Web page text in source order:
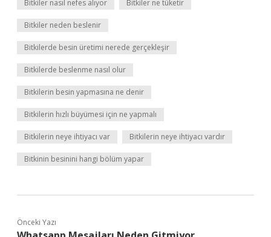
Bitkiler nasıl nefes alıyor Bitkiler ne tüketir
Bitkiler neden beslenir
Bitkilerde besin üretimi nerede gerçekleşir
Bitkilerde beslenme nasıl olur
Bitkilerin besin yapmasına ne denir
Bitkilerin hızlı büyümesi için ne yapmalı
Bitkilerin neye ihtiyacı var Bitkilerin neye ihtiyacı vardır
Bitkinin besinini hangi bölüm yapar
Önceki Yazı